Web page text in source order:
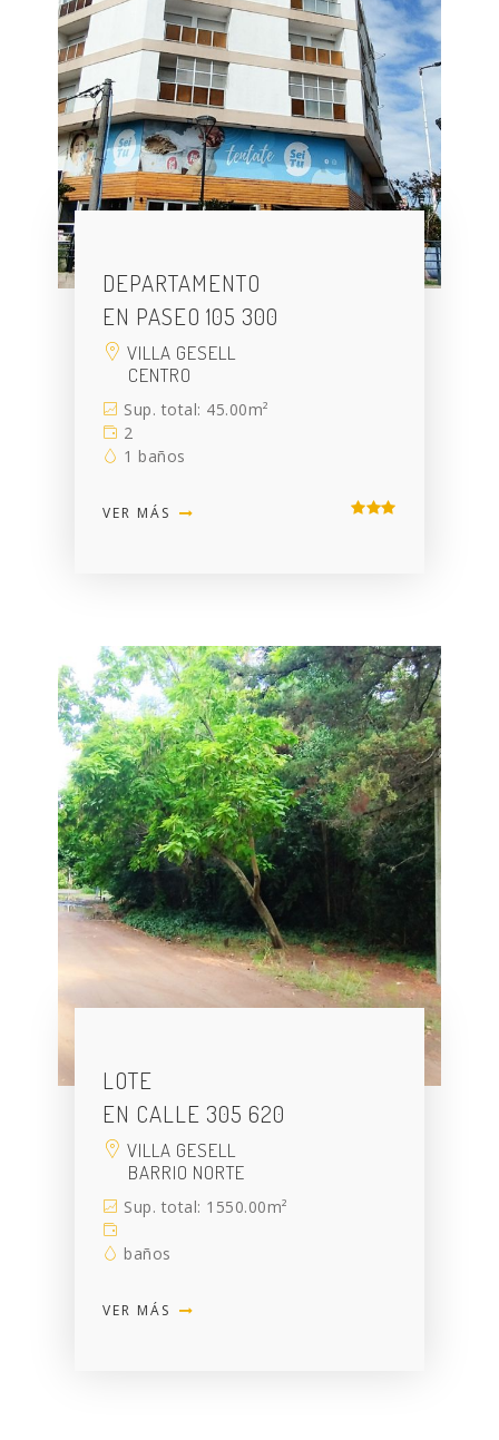
DEPARTAMENTO
EN PASEO 105 300
VILLA GESELL
CENTRO
Sup. total: 45.00m²
2
1 baños
VER MÁS
LOTE
EN CALLE 305 620
VILLA GESELL
BARRIO NORTE
Sup. total: 1550.00m²
baños
VER MÁS